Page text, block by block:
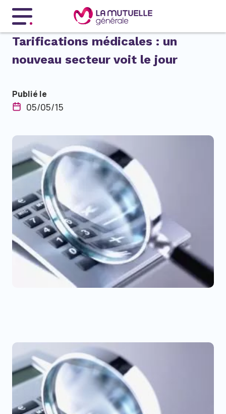
Menu principal
Tarifications médicales : un
nouveau secteur voit le jour
Publié le
05/05/15